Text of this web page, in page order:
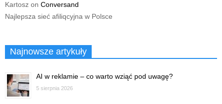
Kartosz on Conversand
Najlepsza sieć afiliqcyjna w Polsce
Najnowsze artykuły
AI w reklamie – co warto wziąć pod uwagę?
5 sierpnia 2026